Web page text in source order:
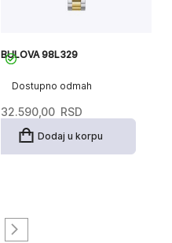
Dostupno odmah
BULOVA 98L329
32.590,00 RSD
Dodaj u korpu